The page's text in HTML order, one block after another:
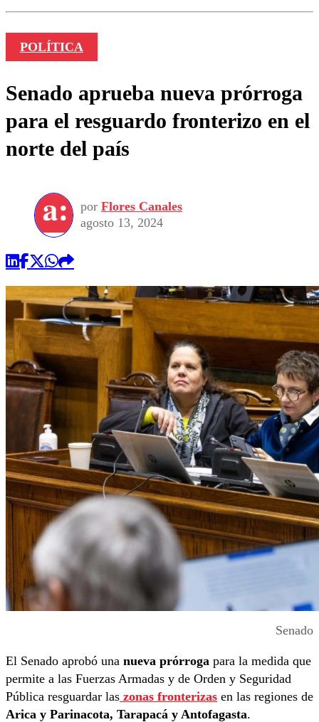
POLÍTICA
Senado aprueba nueva prórroga
para el resguardo fronterizo en el
norte del país
por Flores Canales
agosto 13, 2024
Senado
El Senado aprobó una nueva prórroga para la medida que
permite a las Fuerzas Armadas y de Orden y Seguridad
Pública resguardar las zonas fronterizas en las regiones de
Arica y Parinacota, Tarapacá y Antofagasta.